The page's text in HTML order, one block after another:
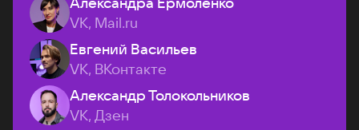
VK, Mail.ru
Евгений Васильев
VK, ВКонтакте
Александр Толокольников
VK, Дзен